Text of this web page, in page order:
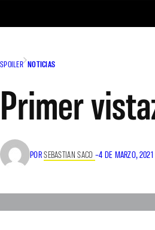
SPOILER NOTICIAS
Primer
PORSEBASTIAN SACO –4 DE MARZO, 2021